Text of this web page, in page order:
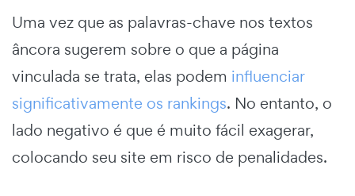
Uma vez que as palavras-chave nos textos
âncora sugerem sobre o que a página
vinculada se trata, elas podem influenciar
significativamente os rankings. No entanto, o
lado negativo é que é muito fácil exagerar,
colocando seu site em risco de penalidades.